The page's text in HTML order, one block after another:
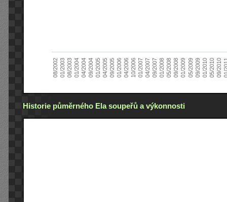
08/200201/200308/200301/200404/200409/200401/200504/200509/200501/200604/200610/200601/200704/200709/200701/200805/200809/200801/200905/200909/200901/201005/201009/2010
Historie půměrného Ela soupeřů a výkonnosti